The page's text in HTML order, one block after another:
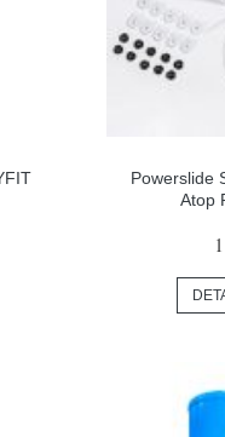
Powerslide
Atop